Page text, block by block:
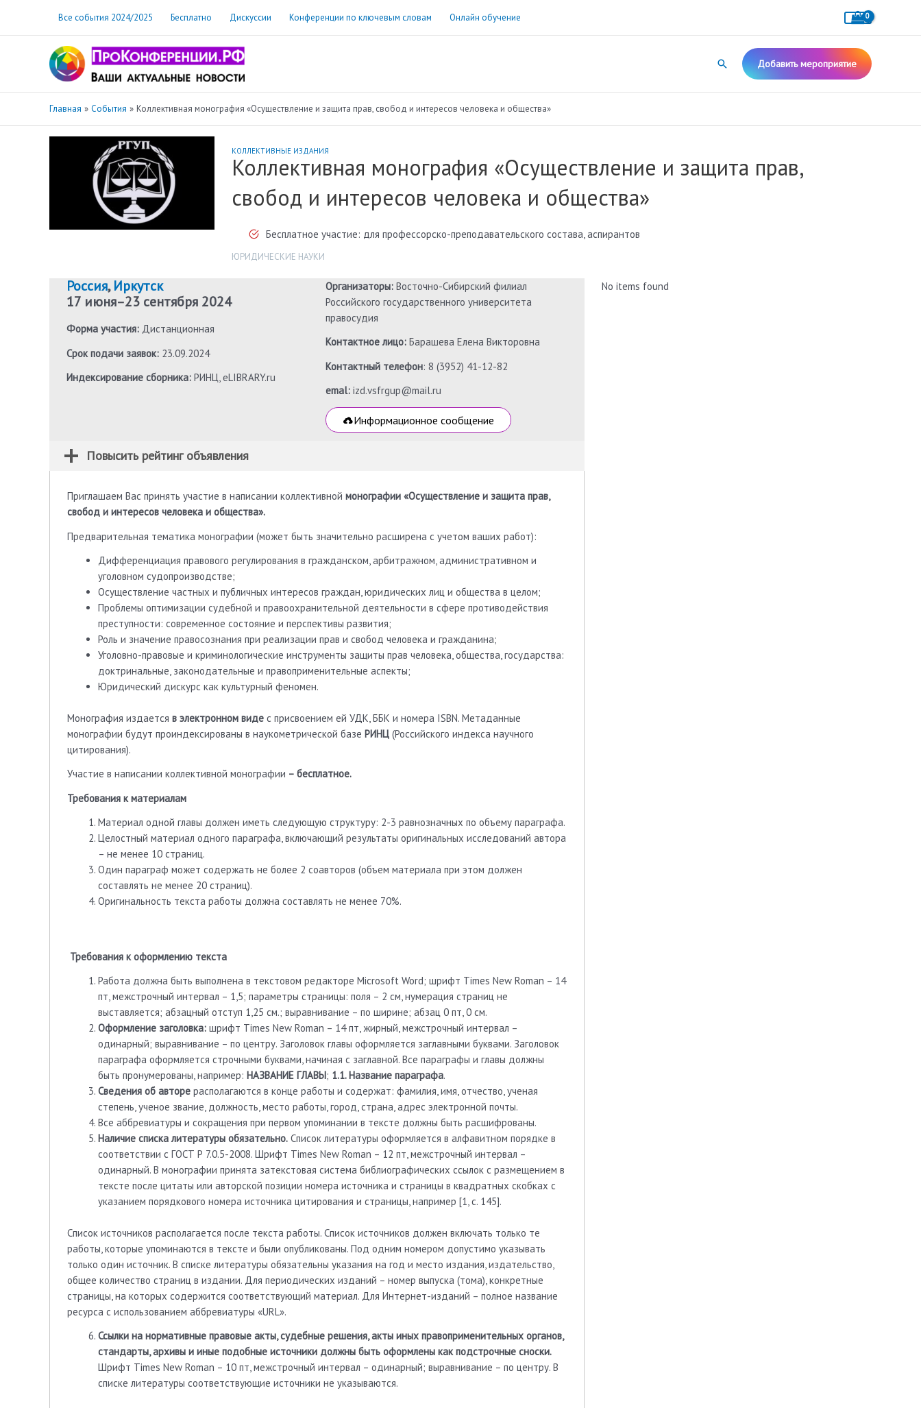
содержимому
Все события 2024/2025 Бесплатно Дискуссии Конференции по ключевым словам Онлайн обучение
Поиск Добавить мероприятие
Главная События Коллективная монография «Осуществление и защита прав, свобод и интересов человека и общества»
КОЛЛЕКТИВНЫЕ ИЗДАНИЯ
Коллективная монография «Осуществление и защита прав,
свобод и интересов человека и общества»
Бесплатное участие: для профессорско-преподавательского состава, аспирантов
ЮРИДИЧЕСКИЕ НАУКИ
Россия,Иркутск
17 июня–23 сентября 2024
Форма участия: Дистанционная
Срок подачи заявок: 23.09.2024
Индексирование сборника: РИНЦ, eLIBRARY.ru
Организаторы: Восточно-Сибирский филиал
Российского государственного университета
правосудия
Контактное лицо: Барашева Елена Викторовна
Контактный телефон: 8 (3952) 41-12-82
emal:izd.vsfrgup@mail.ru
Информационное сообщение
Повысить рейтинг объявления
Приглашаем Вас принять участие в написании коллективной монографии «Осуществление и защита прав,
свобод и интересов человека и общества».
Предварительная тематика монографии (может быть значительно расширена с учетом ваших работ):
Дифференциация правового регулирования в гражданском, арбитражном, административном и
уголовном судопроизводстве;
Осуществление частных и публичных интересов граждан, юридических лиц и общества в целом;
Проблемы оптимизации судебной и правоохранительной деятельности в сфере противодействия
преступности: современное состояние и перспективы развития;
Роль и значение правосознания при реализации прав и свобод человека и гражданина;
Уголовно-правовые и криминологические инструменты защиты прав человека, общества, государства:
доктринальные, законодательные и правоприменительные аспекты;
Юридический дискурс как культурный феномен.
Монография издается в электронном виде с присвоением ей УДК, ББК и номера ISBN. Метаданные
монографии будут проиндексированы в наукометрической базе РИНЦ (Российского индекса научного
цитирования).
Участие в написании коллективной монографии – бесплатное.
Требования к материалам
Материал одной главы должен иметь следующую структуру: 2-3 равнозначных по объему параграфа.
Целостный материал одного параграфа, включающий результаты оригинальных исследований автора
– не менее 10 страниц.
Один параграф может содержать не более 2 соавторов (объем материала при этом должен
составлять не менее 20 страниц).
Оригинальность текста работы должна составлять не менее 70%.
Требования к оформлению текста
Работа должна быть выполнена в текстовом редакторе Microsoft Word; шрифт Times New Roman – 14
пт, межстрочный интервал – 1,5; параметры страницы: поля – 2 см, нумерация страниц не
выставляется; абзацный отступ 1,25 см.; выравнивание – по ширине; абзац 0 пт, 0 см.
Оформление заголовка: шрифт Times New Roman – 14 пт, жирный, межстрочный интервал –
одинарный; выравнивание – по центру. Заголовок главы оформляется заглавными буквами. Заголовок
параграфа оформляется строчными буквами, начиная с заглавной. Все параграфы и главы должны
быть пронумерованы, например: НАЗВАНИЕ ГЛАВЫ; 1.1. Название параграфа.
Сведения об авторе располагаются в конце работы и содержат: фамилия, имя, отчество, ученая
степень, ученое звание, должность, место работы, город, страна, адрес электронной почты.
Все аббревиатуры и сокращения при первом упоминании в тексте должны быть расшифрованы.
Наличие списка литературы обязательно. Список литературы оформляется в алфавитном порядке в
соответствии с ГОСТ Р 7.0.5-2008. Шрифт Times New Roman – 12 пт, межстрочный интервал –
одинарный. В монографии принята затекстовая система библиографических ссылок с размещением в
тексте после цитаты или авторской позиции номера источника и страницы в квадратных скобках с
указанием порядкового номера источника цитирования и страницы, например [1, с. 145].
Список источников располагается после текста работы. Список источников должен включать только те
работы, которые упоминаются в тексте и были опубликованы. Под одним номером допустимо указывать
только один источник. В списке литературы обязательны указания на год и место издания, издательство,
общее количество страниц в издании. Для периодических изданий – номер выпуска (тома), конкретные
страницы, на которых содержится соответствующий материал. Для Интернет-изданий – полное название
ресурса с использованием аббревиатуры «URL».
Ссылки на нормативные правовые акты, судебные решения, акты иных правоприменительных органов,
стандарты, архивы и иные подобные источники должны быть оформлены как подстрочные сноски.
Шрифт Times New Roman – 10 пт, межстрочный интервал – одинарный; выравнивание – по центру. В
списке литературы соответствующие источники не указываются.
No items found